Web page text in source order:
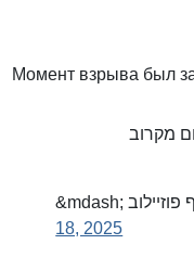
Момент взрыва был
18, 2025